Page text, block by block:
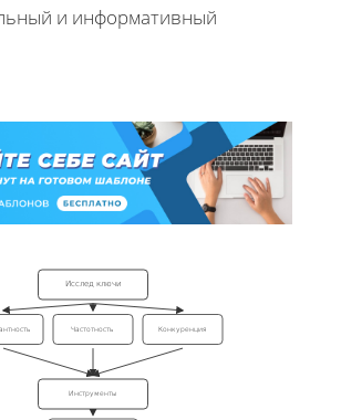
и информативный
Исслед ключи
Частотность Конкуренция
Инструменты